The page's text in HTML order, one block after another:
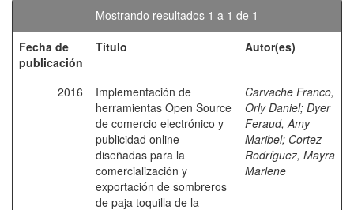
Mostrando resultados 1 a 1 de 1
Fecha de
publicación
Título Autor(es)
2016
Implementación de
herramientas Open Source
de comercio electrónico y
publicidad online
diseñadas para la
comercialización y
exportación de sombreros
de paja toquilla de la
Carvache Franco,
Orly Daniel; Dyer
Feraud, Amy
Maribel; Cortez
Rodríguez, Mayra
Marlene